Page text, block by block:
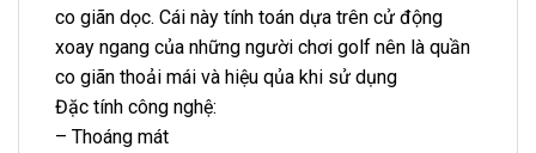
co giãn dọc. Cái này tính toán dựa trên cử động
xoay ngang của những người chơi golf nên là quần
co giãn thoải mái và hiệu qủa khi sử dụng
Đặc tính công nghệ:
– Thoáng mát